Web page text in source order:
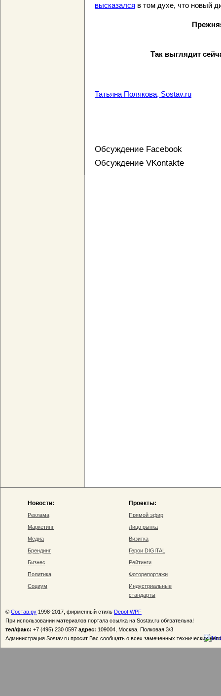
высказался в том духе, что новый
Так выглядит
Татьяна Полякова, Sostav.ru
Обсуждение Facebook
Обсуждение VKontakte
Новости:
Реклама
Маркетинг
Медиа
Брендинг
Бизнес
Политика
Социум
Проекты:
Прямой эфир
Лицо рынка
Визитка
Герои DIGITAL
Рейтинги
Фоторепортажи
Индустриальные
стандарты
© Состав.ру 1998-2017, фирменный стиль Depot WPF
При использовании материалов портала ссылка на Sostav.ru обязательна!
тел/факс: +7 (495) 230 0597 адрес: 109004, Москва, Полковая 3/3
Администрация Sostav.ru просит Вас сообщать о всех замеченных технических